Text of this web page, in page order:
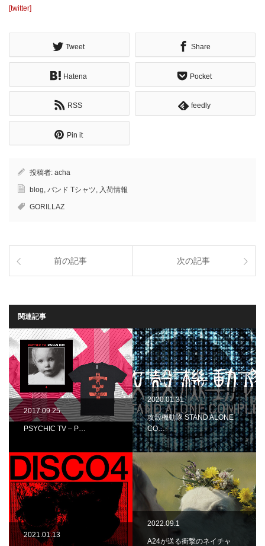
[twitter]
Tweet Share
Hatena Pocket
RSS feedly
Pin it
投稿者: acha
blog, バンド Tシャツ, 入荷情報
GORILLAZ
前の記事 次の記事
関連記事
2017.09.25
PSYCHIC TV – P…
2020.01.31
攻殻機動隊 STAND ALONE
CO…
2021.01.13
2022.09.1
A24が送る衝撃のネイチャ